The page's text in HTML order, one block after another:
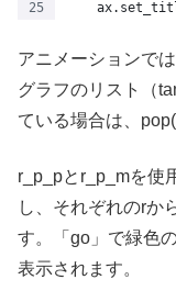
アニメーションで
グラフのリスト（
ている場合は、
r_p_pとr_p_mを使
し、それぞれのrか
す。「go」で緑色
表示されます。